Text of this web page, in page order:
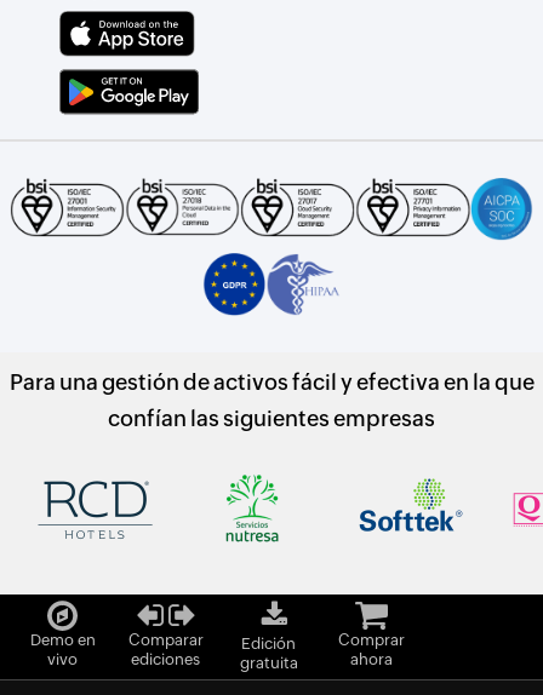
Para una gestión de activos fácil y efectiva en la que
confían las siguientes empresas
Demo en
vivo
Comparar
ediciones
Edición
gratuita
Comprar
ahora